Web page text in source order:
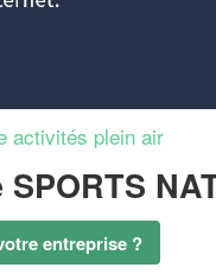
activités plein air
entreprise ?